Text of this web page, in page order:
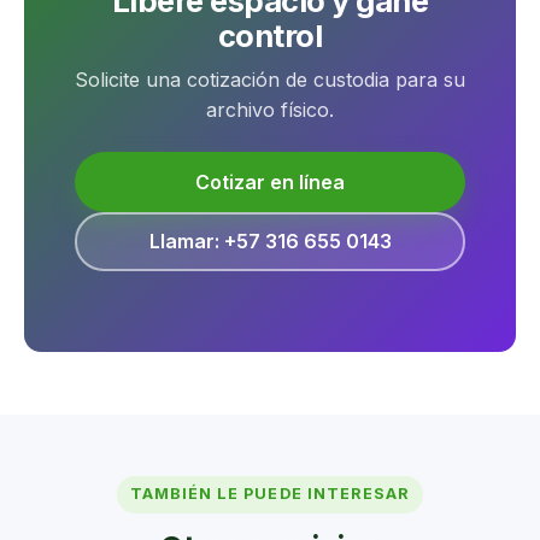
Almacenamiento físico
Consiste en la conservación de documentos
para su protección y organización. Generalmente se
utilizan sistemas de clasificación, estanterías
especializadas y controles ambientales.
plataformas tecnológicas o sistemas electrónicos
Almacenamiento híbrido
Combina la gestión de documentos físicos y digitales
control
Solicite una cotización de custodia para su
archivo físico.
Cotizar en línea
Llamar: +57 316 655 0143
TAMBIÉN LE PUEDE INTERESAR